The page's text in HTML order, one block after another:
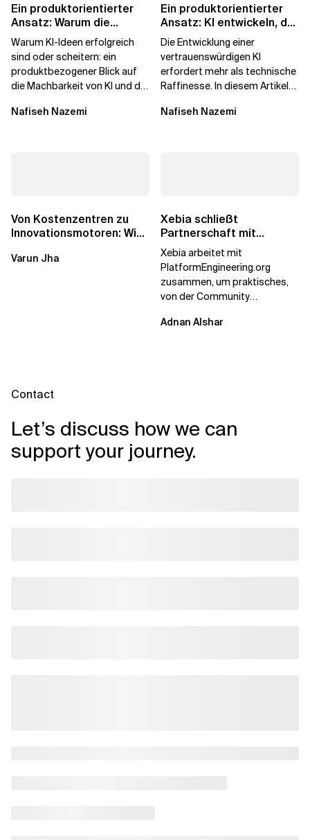
Ein produktorientierter
Ansatz: Warum die
Machbarkeit von KI
darüber...
Warum KI-Ideen erfolgreich
sind oder scheitern: ein
produktbezogener Blick auf
die Machbarkeit von KI und die
verarbeiten, und...
Nafiseh Nazemi
Ein produktorientierter
Ansatz: KI entwickeln, der
die Menschen vertrauen
Die Entwicklung einer
vertrauenswürdigen KI
erfordert mehr als technische
Raffinesse. In diesem Artikel
Begehrlichkeit von KI...
Nafiseh Nazemi
Von Kostenzentren zu
Innovationsmotoren: Wie
umgeschrieben...
Varun Jha
Xebia schließt
Partnerschaft mit
PlatformEngineering.org
Xebia arbeitet mit
PlatformEngineering.org
zusammen, um praktisches,
von der Community
Engineering voranzutreiben,
Adnan Alshar
Contact
Let’s discuss how we can
support your journey.